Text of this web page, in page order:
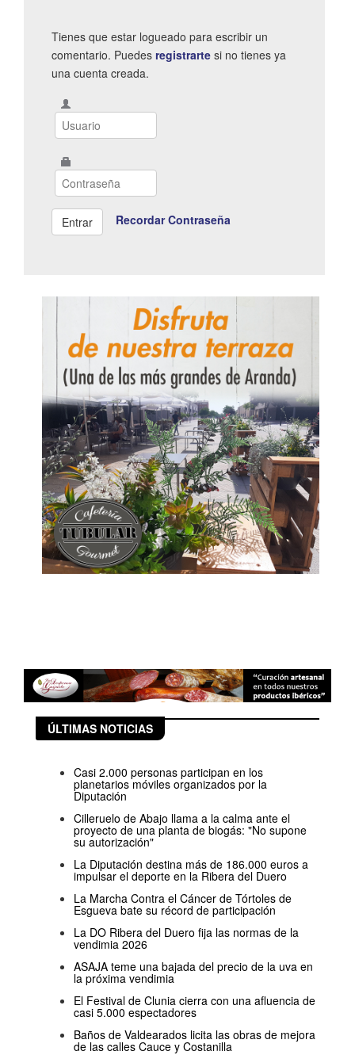
Tienes que estar logueado para escribir un
comentario. Puedes registrarte si no tienes ya
una cuenta creada.
Recordar Contraseña
ÚLTIMAS NOTICIAS
Casi 2.000 personas participan en los
planetarios móviles organizados por la
Diputación
Cilleruelo de Abajo llama a la calma ante el
proyecto de una planta de biogás: "No supone
su autorización"
La Diputación destina más de 186.000 euros a
impulsar el deporte en la Ribera del Duero
La Marcha Contra el Cáncer de Tórtoles de
Esgueva bate su récord de participación
La DO Ribera del Duero fija las normas de la
vendimia 2026
ASAJA teme una bajada del precio de la uva en
la próxima vendimia
El Festival de Clunia cierra con una afluencia de
casi 5.000 espectadores
Baños de Valdearados licita las obras de mejora
de las calles Cauce y Costanilla